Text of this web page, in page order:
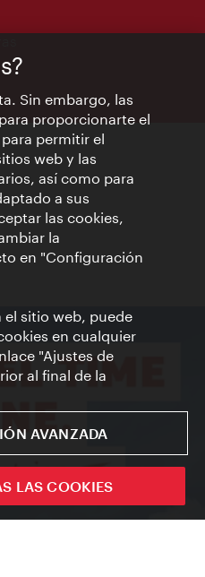
Sin embargo, las
proporcionarte el
permitir el
web y las
así como para
a sus
las cookies,
la
en "Configuración
sitio web, puede
en cualquier
"Ajustes de
al final de la
AVANZADA
LAS COOKIES